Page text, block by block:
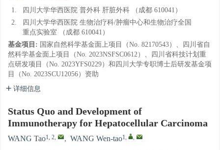
1.
四川大学华西医院 普外科 肝脏外科 （成都 610041）
2.
四川大学华西医院 生物治疗科/肿瘤中心和生物治疗全国
重点实验室 （成都 610041）
基金项目: 国家自然科学基金面上项目（No. 82170543）、四川省自
然科学基金面上项目（No. 2023NSFSC0612）、四川省科技计划重
点研发项目（No. 2023YFS0229）和四川大学专职博士后研发基金项
目（No. 2023SCU12056）资助
详细信息
Status Quo and Development of
Immunotherapy for Hepatocellular Carcinoma
WANG Tao1, 2, , WANG Wen-tao1, ,